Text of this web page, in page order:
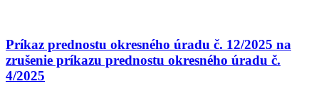
Príkaz prednostu okresného úradu č. 12/2025 na
zrušenie príkazu prednostu okresného úradu č.
4/2025